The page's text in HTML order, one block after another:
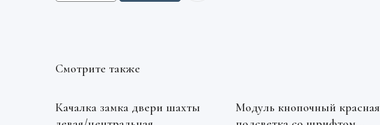
Смотрите также
Качалка замка двери шахты
Модуль кнопочный красная